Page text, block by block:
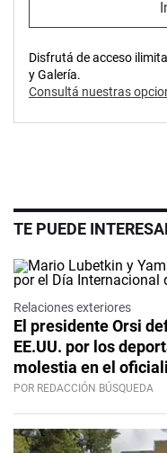
Disfrutá de acceso
y Galería.
Consultá nuestras
TE PUEDE
Relaciones exteriores
El presidente Orsi
EE.UU. por los
molestia en el
POR REDACCIÓN BÚSQUEDA